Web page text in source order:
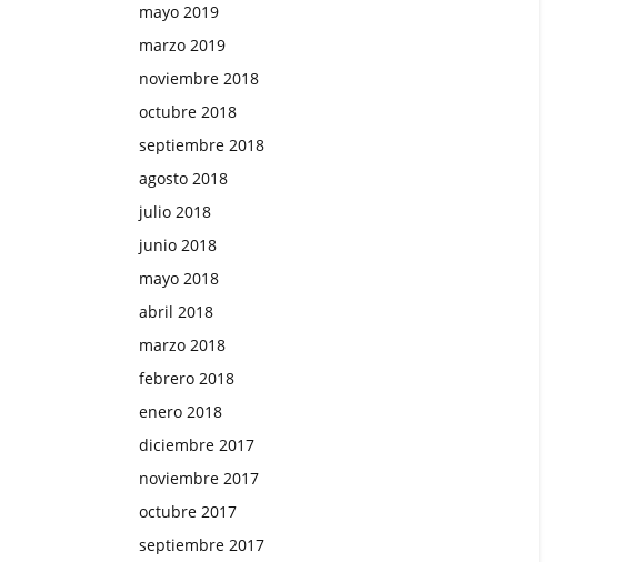
mayo 2019
marzo 2019
noviembre 2018
octubre 2018
septiembre 2018
agosto 2018
julio 2018
junio 2018
mayo 2018
abril 2018
marzo 2018
febrero 2018
enero 2018
diciembre 2017
noviembre 2017
octubre 2017
septiembre 2017